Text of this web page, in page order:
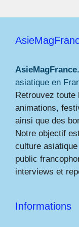
asiatique en
Retrouvez
animations,
ainsi que des
Notre objectif
culture
public
interviews et
Informations